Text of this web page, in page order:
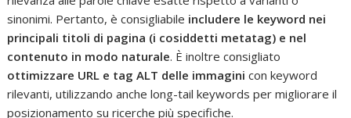
sinonimi. Pertanto, è consigliabile includere le keyword nei
principali titoli di pagina (i cosiddetti metatag) e nel
contenuto in modo naturale. È inoltre consigliato
ottimizzare URL e tag ALT delle immagini con keyword
rilevanti, utilizzando anche long-tail keywords per migliorare il
posizionamento su ricerche più specifiche.